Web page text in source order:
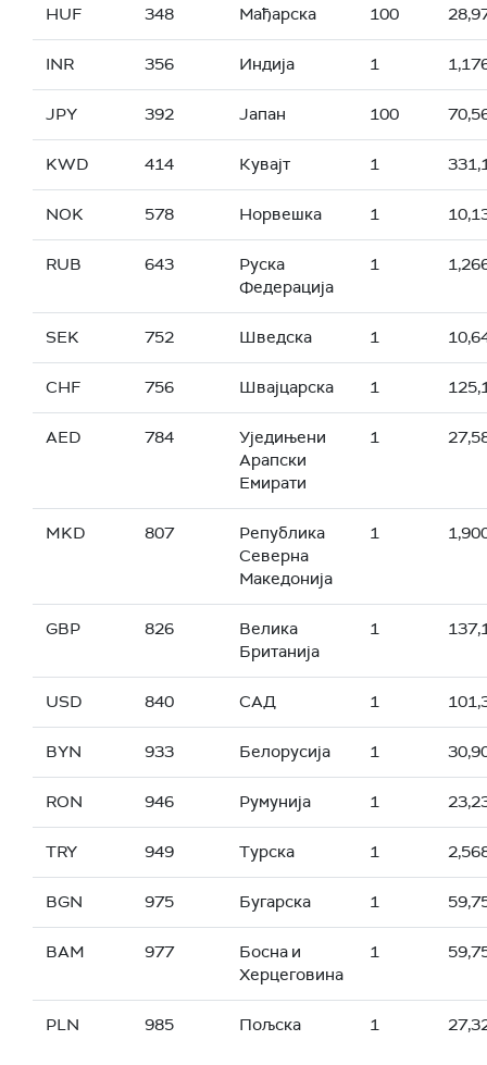
HUF 348 Мађарска 100
INR 356 Индија 1
JPY 392 Јапан 100
KWD 414 Кувајт 1
NOK 578 Норвешка 1
RUB 643
Руска
Федерација
1
SEK 752 Шведска 1
CHF 756 Швајцарска 1
AED 784
Уједињени
Арапски
Емирати
1
MKD 807
Република
Северна
Македонија
1
GBP 826
Велика
Британија
1
USD 840 САД 1
BYN 933 Белорусија 1
RON 946 Румунија 1
TRY 949 Турска 1
BGN 975 Бугарска 1
BAM 977
Босна и
Херцеговина
1
PLN 985 Пољска 1